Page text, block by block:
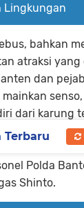
Lingkungan
bahkan
atraksi yang
dan
dari karung
kalau
biasa, namun
Polda
Shinto.
Terbaru